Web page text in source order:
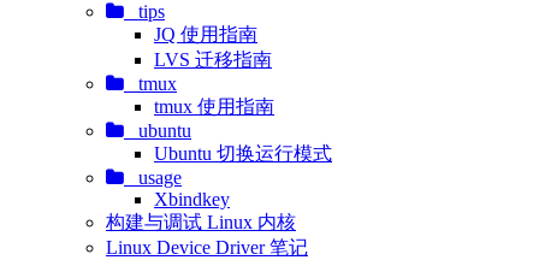
tips
JQ 使用指南
LVS 迁移指南
tmux
tmux 使用指南
ubuntu
Ubuntu 切换运行模式
usage
Xbindkey
构建与调试 Linux 内核
Linux Device Driver 笔记